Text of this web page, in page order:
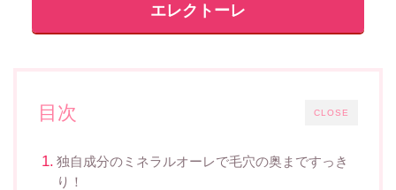
エレクトーレ
CLOSE
目次
独自成分のミネラルオーレで毛穴の奥まですっき
り！